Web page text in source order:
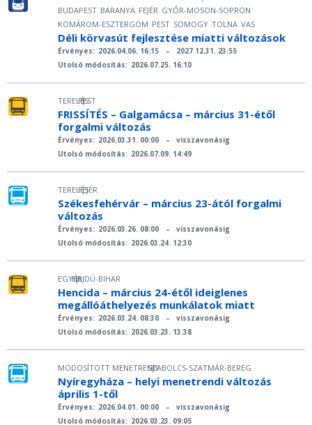
BUDAPEST BARANYA FEJÉR GYŐR-MOSON-SOPRON
KOMÁROM-ESZTERGOM PEST SOMOGY TOLNA VAS
Déli körvasút fejlesztése miatti változások
Érvényes: 2026.04.06. 16:15 –
2027.12.31. 23:55
Utolsó módosítás: 2026.07.25. 16:10
TERELÉS
|
PEST
FRISSÍTÉS – Galgamácsa – március 31-étől
forgalmi változás
Érvényes: 2026.03.31. 00:00 –
visszavonásig
Utolsó módosítás: 2026.07.09. 14:49
TERELÉS
|
FEJÉR
Székesfehérvár – március 23-ától forgalmi
változás
Érvényes: 2026.03.26. 08:00 –
visszavonásig
Utolsó módosítás: 2026.03.24. 12:30
EGYÉB
|
HAJDÚ-BIHAR
Hencida – március 24-étől ideiglenes
megállóáthelyezés munkálatok miatt
Érvényes: 2026.03.24. 08:30 –
visszavonásig
Utolsó módosítás: 2026.03.23. 13:38
MÓDOSÍTOTT MENETREND
|
SZABOLCS-SZATMÁR-BEREG
Nyíregyháza – helyi menetrendi változás
április 1-től
Érvényes: 2026.04.01. 00:00 –
visszavonásig
Utolsó módosítás: 2026.03.23. 09:05